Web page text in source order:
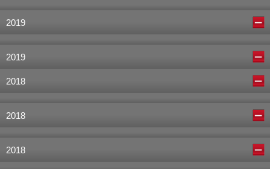
2019
2019
2018
2018
2018